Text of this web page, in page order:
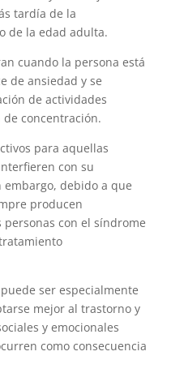
tardía de la
de la edad adulta.
cuando la persona está
de ansiedad y se
de actividades
concentración.
para aquellas
con su
debido a que
producen
con el síndrome
ser especialmente
mejor al trastorno y
y emocionales
como consecuencia